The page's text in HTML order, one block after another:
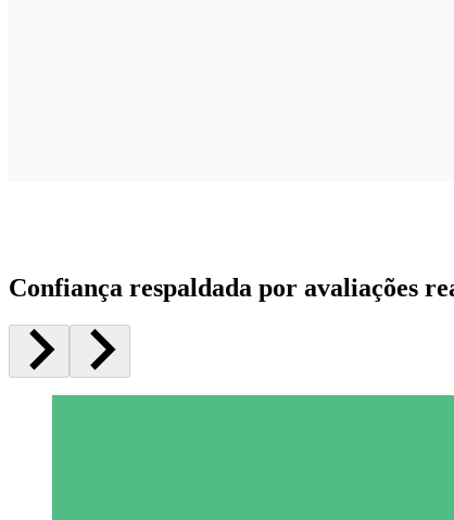
Confiança respaldada por avaliações